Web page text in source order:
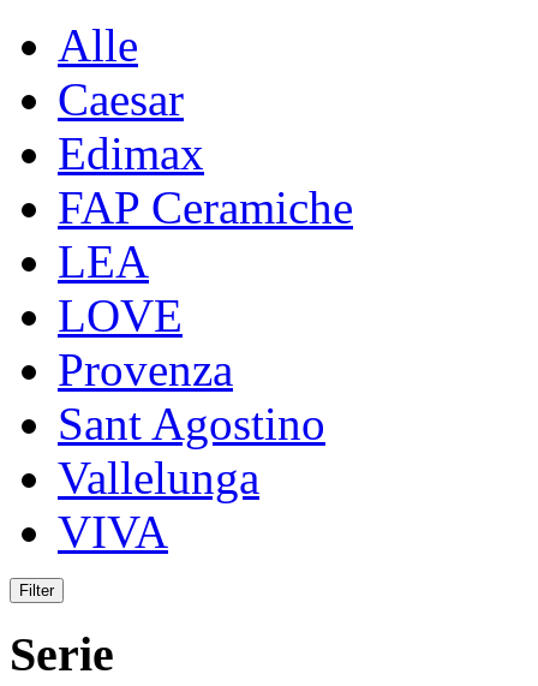
Alle
Caesar
Edimax
FAP Ceramiche
LEA
LOVE
Provenza
Sant Agostino
Vallelunga
VIVA
Serie